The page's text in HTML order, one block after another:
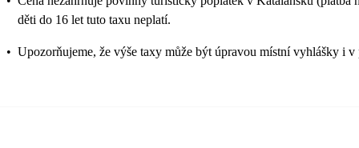
děti do 16 let tuto taxu neplatí.
• Upozorňujeme, že výše taxy může být úpravou místní vyhlášky i